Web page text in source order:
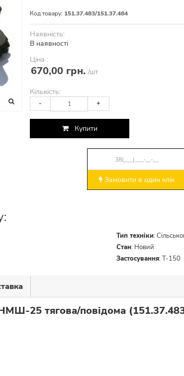
Код товару: 151.37.483/151.37.484
Наявність:
В наявності
Ціна :
670,00 грн. /шт
Кількість:
- +
Купити
Замовити в один клік
Тип техніки:
Стан: Новий
Застосування:Т-150
25 тягова/повідома